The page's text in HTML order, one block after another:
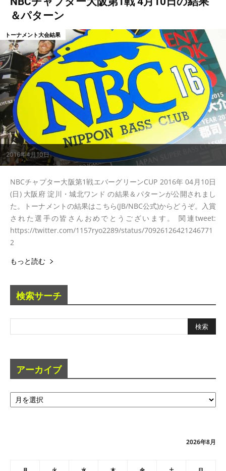
＆パターン
2016年4月10日
トーナメント大会結果
NBCチャプター大阪第1戦エバーグリーンCUP 2016年 04月10日
(日) 大阪府 淀川・城北ワンド の結果＆パターンが公開されまし
た。トーナメントの結果はこちら(JB/NBC公式)からどうぞ。入賞
された選手の皆さんおめでとうございます。 関連tweet:
https://twitter.com/1157ryo2289/status/70926126421246771
2
もっと読む
検索サーチ
アーカイブ
ア
ー
2026年8月